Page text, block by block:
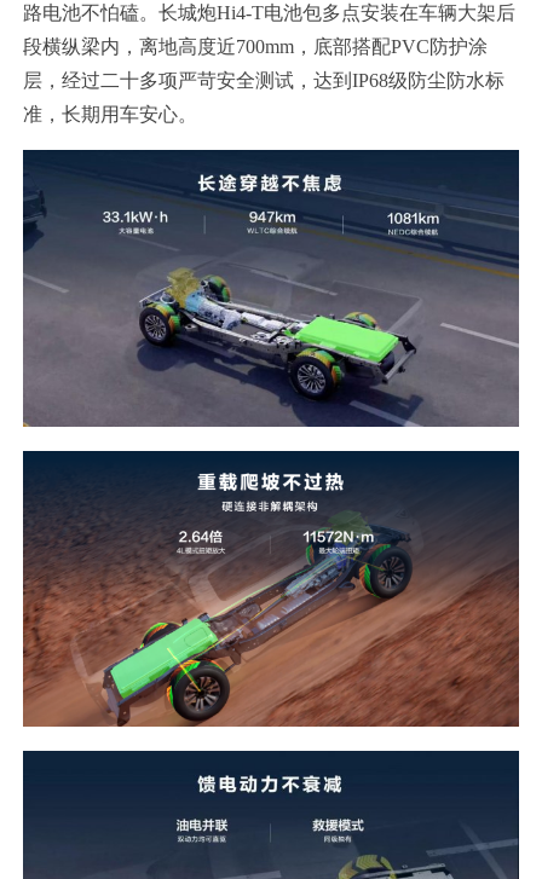
路电池不怕磕。长城炮Hi4-T电池包多点安装在车辆大架后
段横纵梁内，离地高度近700mm，底部搭配PVC防护涂
层，经过二十多项严苛安全测试，达到IP68级防尘防水标
准，长期用车安心。